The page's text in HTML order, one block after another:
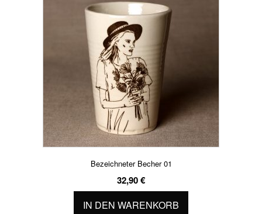
Bezeichneter Becher 01
32,90€
IN DEN WARENKORB